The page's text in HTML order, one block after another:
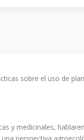
sobre el uso de
y medicinales,
perspectiva